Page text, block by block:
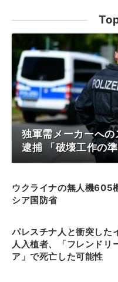
独軍需メーカーへ
逮捕 「破壊工作の
ウクライナの無人機605
シア国防省
パレスチナ人と衝突した
人入植者、「フレンドリ
ア」で死亡した可能性